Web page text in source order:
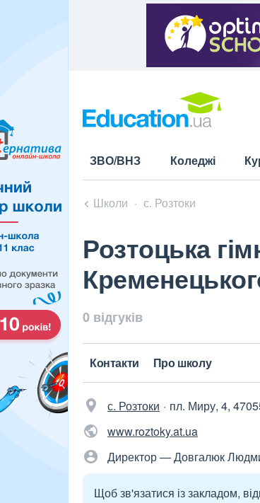
ЗВО/ВНЗ Коледжі
Школи с. Розтоки
Розтоцька
0 відгуків
Контакти Про школу
с. Розтоки пл. Миру, 4,
www.roztoky.at.ua
Директор — Довгалюк
Щоб зв'язатися із закладом,